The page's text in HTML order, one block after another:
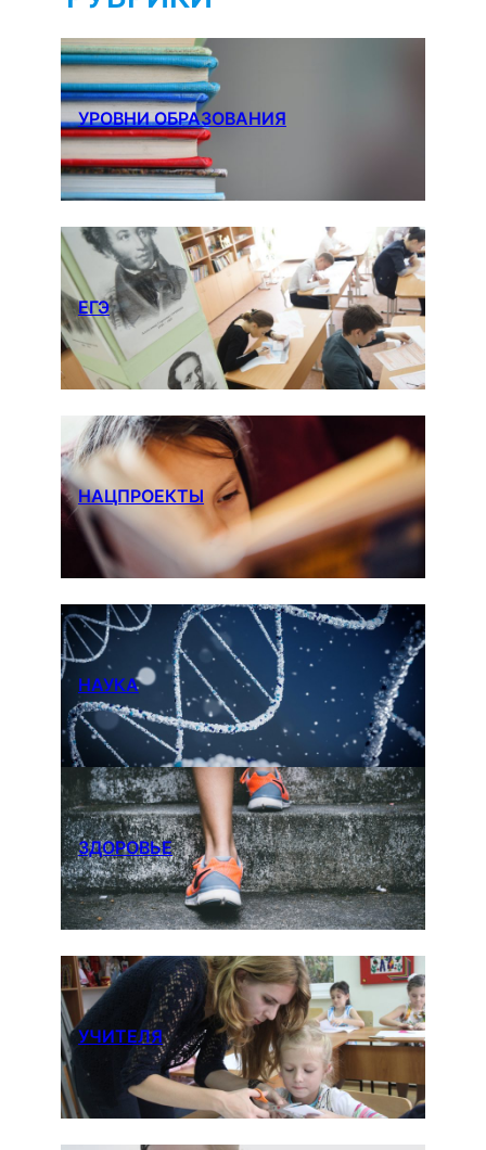
УРОВНИ ОБРАЗОВАНИЯ
ЕГЭ
НАЦПРОЕКТЫ
НАУКА
ЗДОРОВЬЕ
УЧИТЕЛЯ